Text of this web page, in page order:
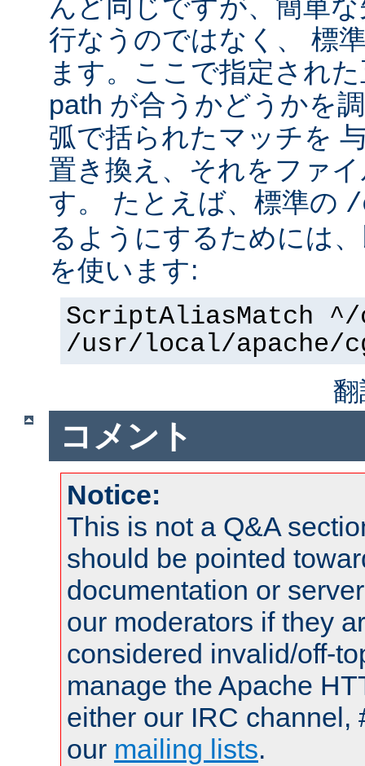
んど同じですが、簡単
行なうのではなく、 標
ます。ここで指定され
path が合うかどうかを
弧で括られたマッチを
置き換え、それをファ
す。 たとえば、標準の /
るようにするためには
を使います:
ScriptAliasMatch
/usr/local/apache/
コメント
Notice:
This is not a Q&A
should be pointed
documentation or
our moderators if they
considered invalid/off-
manage the Apache
either our IRC channel,
our mailing lists.